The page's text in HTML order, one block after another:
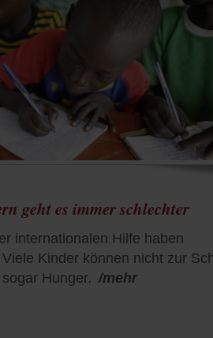
geht es immer schlechter
internationalen Hilfe haben
Kinder können nicht zur
Hunger. /mehr